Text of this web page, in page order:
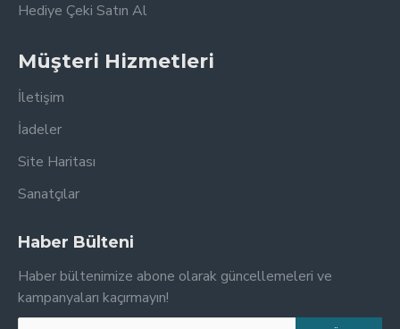
Hediye Çeki Satın Al
Müşteri Hizmetleri
İletişim
İadeler
Site Haritası
Sanatçılar
Haber Bülteni
Haber bültenimize abone olarak güncellemeleri ve
kampanyaları kaçırmayın!